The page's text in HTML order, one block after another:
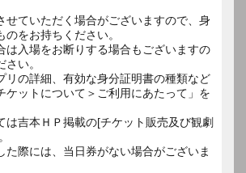
せていただく場合がございますので、身
をお持ちください。
は入場をお断りする場合もございますの
い。
リの詳細、有効な身分証明書の種類など
ケットについて＞ご利用にあたって」を
吉本ＨＰ掲載の[チケット販売及び観劇
際には、当日券がない場合がございま